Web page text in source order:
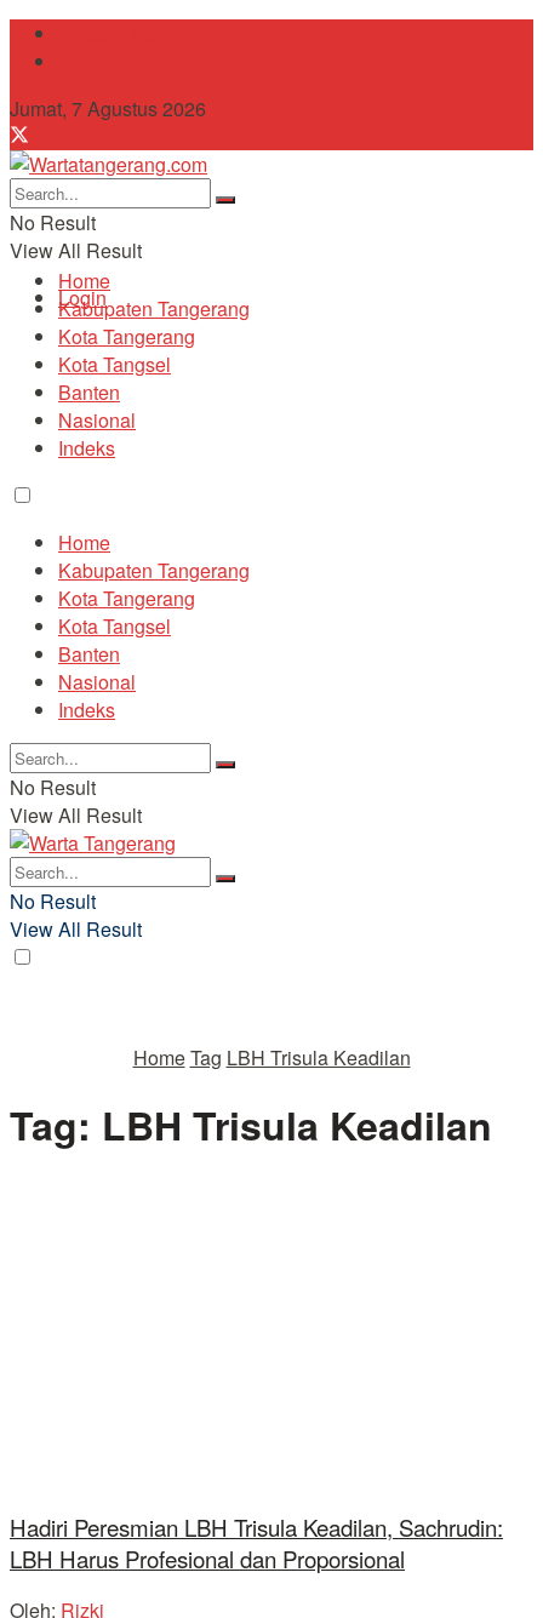
Jumat, 7 Agustus 2026
No Result
View All Result
Login
Home
Kabupaten Tangerang
Kota Tangerang
Kota Tangsel
Banten
Nasional
Indeks
Home
Kabupaten Tangerang
Kota Tangerang
Kota Tangsel
Banten
Nasional
Indeks
No Result
View All Result
No Result
View All Result
HomeTag LBH Trisula Keadilan
Tag: LBH Trisula Keadilan
Hadiri Peresmian LBH Trisula Keadilan, Sachrudin:
LBH Harus Profesional dan Proporsional
Oleh: Rizki